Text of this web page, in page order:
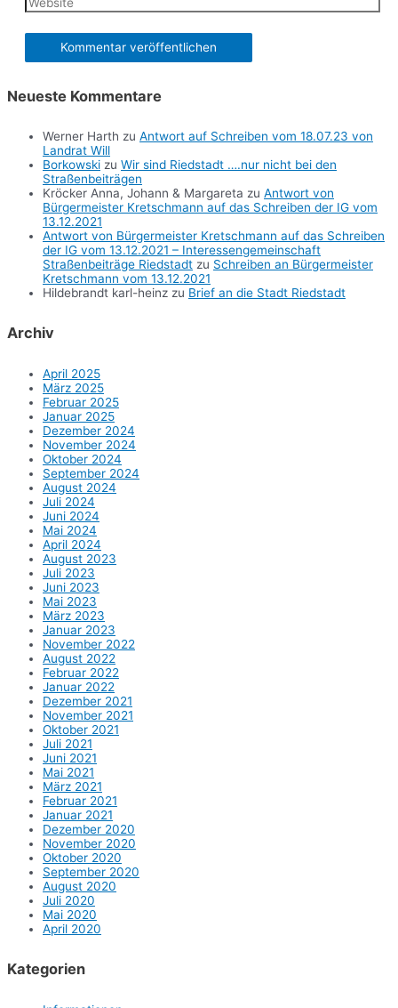
Neueste Kommentare
Werner Harth zu Antwort auf Schreiben vom 18.07.23 von
Landrat Will
Borkowski zu Wir sind Riedstadt ….nur nicht bei den
Straßenbeiträgen
Kröcker Anna, Johann & Margareta zu Antwort von
Bürgermeister Kretschmann auf das Schreiben der IG vom
13.12.2021
Antwort von Bürgermeister Kretschmann auf das Schreiben
der IG vom 13.12.2021 – Interessengemeinschaft
Straßenbeiträge Riedstadt zu Schreiben an Bürgermeister
Kretschmann vom 13.12.2021
Hildebrandt karl-heinz zu Brief an die Stadt Riedstadt
Archiv
April 2025
März 2025
Februar 2025
Januar 2025
Dezember 2024
November 2024
Oktober 2024
September 2024
August 2024
Juli 2024
Juni 2024
Mai 2024
April 2024
August 2023
Juli 2023
Juni 2023
Mai 2023
März 2023
Januar 2023
November 2022
August 2022
Februar 2022
Januar 2022
Dezember 2021
November 2021
Oktober 2021
Juli 2021
Juni 2021
Mai 2021
März 2021
Februar 2021
Januar 2021
Dezember 2020
November 2020
Oktober 2020
September 2020
August 2020
Juli 2020
Mai 2020
April 2020
Kategorien